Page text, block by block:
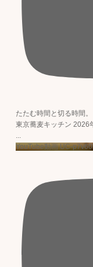
たたむ時間と切る時間
東京蕎麦キッチン 2026
...
YouTube動画 UC-